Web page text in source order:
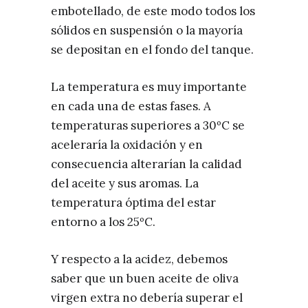
embotellado, de este modo todos los
sólidos en suspensión o la mayoría
se depositan en el fondo del tanque.
La temperatura es muy importante
en cada una de estas fases. A
temperaturas superiores a 30ºC se
aceleraría la oxidación y en
consecuencia alterarían la calidad
del aceite y sus aromas. La
temperatura óptima del estar
entorno a los 25ºC.
Y respecto a la acidez, debemos
saber que un buen aceite de oliva
virgen extra no debería superar el